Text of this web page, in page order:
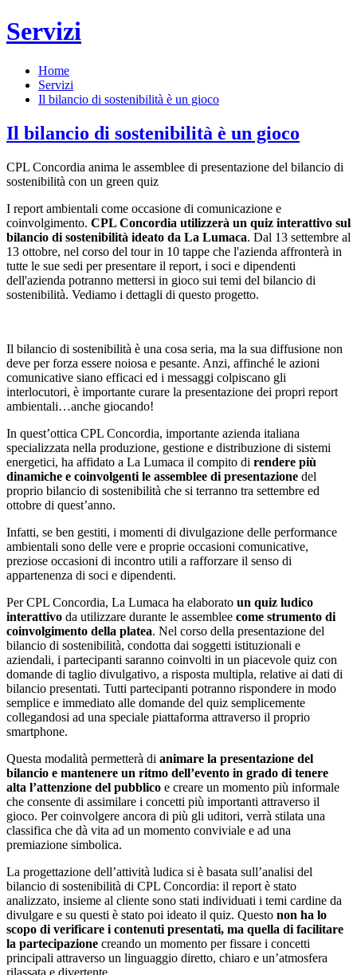
Servizi
Home
Servizi
Il bilancio di sostenibilità è un gioco
Il bilancio di sostenibilità è un gioco
CPL Concordia anima le assemblee di presentazione del bilancio di
sostenibilità con un green quiz
I report ambientali come occasione di comunicazione e
coinvolgimento. CPL Concordia utilizzerà un quiz interattivo sul
bilancio di sostenibilità ideato da La Lumaca. Dal 13 settembre al
13 ottobre, nel corso del tour in 10 tappe che l'azienda affronterà in
tutte le sue sedi per presentare il report, i soci e dipendenti
dell'azienda potranno mettersi in gioco sui temi del bilancio di
sostenibilità. Vediamo i dettagli di questo progetto.
Il bilancio di sostenibilità è una cosa seria, ma la sua diffusione non
deve per forza essere noiosa e pesante. Anzi, affinché le azioni
comunicative siano efficaci ed i messaggi colpiscano gli
interlocutori, è importante curare la presentazione dei propri report
ambientali…anche giocando!
In quest’ottica CPL Concordia, importante azienda italiana
specializzata nella produzione, gestione e distribuzione di sistemi
energetici, ha affidato a La Lumaca il compito di rendere più
dinamiche e coinvolgenti le assemblee di presentazione del
proprio bilancio di sostenibilità che si terranno tra settembre ed
ottobre di quest’anno.
Infatti, se ben gestiti, i momenti di divulgazione delle performance
ambientali sono delle vere e proprie occasioni comunicative,
preziose occasioni di incontro utili a rafforzare il senso di
appartenenza di soci e dipendenti.
Per CPL Concordia, La Lumaca ha elaborato un quiz ludico
interattivo da utilizzare durante le assemblee come strumento di
coinvolgimento della platea. Nel corso della presentazione del
bilancio di sostenibilità, condotta dai soggetti istituzionali e
aziendali, i partecipanti saranno coinvolti in un piacevole quiz con
domande di taglio divulgativo, a risposta multipla, relative ai dati di
bilancio presentati. Tutti partecipanti potranno rispondere in modo
semplice e immediato alle domande del quiz semplicemente
collegandosi ad una speciale piattaforma attraverso il proprio
smartphone.
Questa modalità permetterà di animare la presentazione del
bilancio e mantenere un ritmo dell’evento in grado di tenere
alta l’attenzione del pubblico e creare un momento più informale
che consente di assimilare i concetti più importanti attraverso il
gioco. Per coinvolgere ancora di più gli uditori, verrà stilata una
classifica che dà vita ad un momento conviviale e ad una
premiazione simbolica.
La progettazione dell’attività ludica si è basata sull’analisi del
bilancio di sostenibilità di CPL Concordia: il report è stato
analizzato, insieme al cliente sono stati individuati i temi cardine da
divulgare e su questi è stato poi ideato il quiz. Questo non ha lo
scopo di verificare i contenuti presentati, ma quella di facilitare
la partecipazione creando un momento per fissare i concetti
principali attraverso un linguaggio diretto, chiaro e un’atmosfera
rilassata e divertente.